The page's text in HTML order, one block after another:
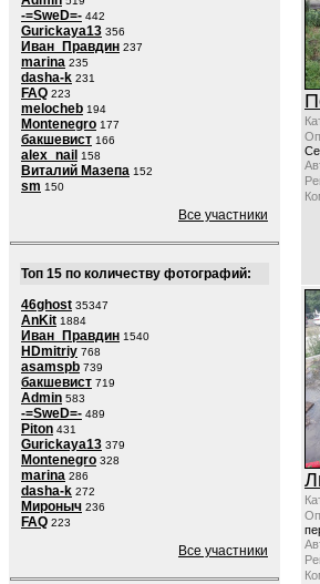
-=SweD=- 442
Gurickaya13 356
Иван_Правдин 237
marina 235
dasha-k 231
FAQ 223
melocheb 194
Montenegro 177
бакшевист 166
alex_nail 158
Виталий Мазепа 152
sm 150
Все участники
Топ 15 по количеству фотографий:
46ghost 35347
AnKit 1884
Иван_Правдин 1540
HDmitriy 768
asamspb 739
бакшевист 719
Admin 583
-=SweD=- 489
Piton 431
Gurickaya13 379
Montenegro 328
marina 286
dasha-k 272
Мироныч 236
FAQ 223
Все участники